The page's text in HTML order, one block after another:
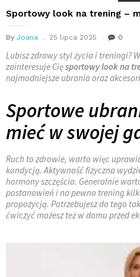
Sportowy look na trening –
By Joana 25 lipca 2025 0
Lubisz zdrowy styl życia i treningi?
zainteresuje Cięsportowy look na
najmodniejsze ubrania oraz
Sportowe
mieć w swojej
Ruch to zdrowie, warto więc
kondycją. Aktywność fizyczna
hormony szczęścia. Generalnie
postanowień i na pewno trening
propozycją. Potrzebujesz do tego
ćwiczyć możesz też w domu przed